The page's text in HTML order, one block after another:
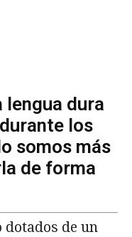
lengua dura
los
somos más
de forma
dotados de un